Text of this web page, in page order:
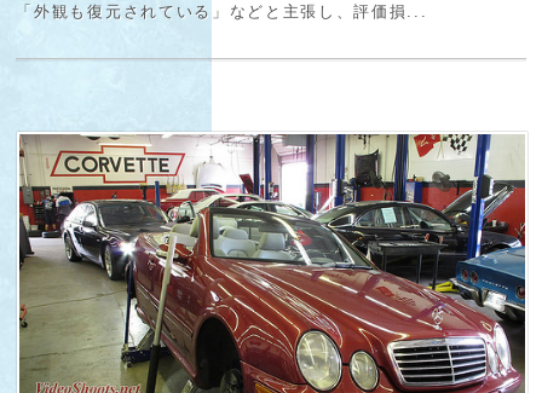
「外観も復元されている」などと主張し、評価損...